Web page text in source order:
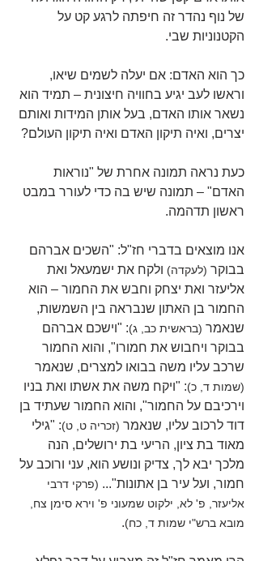
של נוף נהדר זה חיפתה לרגע קט על
הקטנוניות שבי.
כך הוא האדם: אם יעלה לשמים שיאו,
וראשו לעב יגיע בחוויה חיצונית – תמיד הוא
נשאר אותו האדם, בעל אותן המידות ואותם
יצרים, ואיה תיקון האדם ואיה תיקון העולם?
כעת נראה תמונה אחרת של "נוראות
האדם" – תמונה שיש בה כדי לעורר במבט
ראשון תדהמה.
אנו מוצאים בדברי חז"ל: "השכים אברהם
בבוקר (לעקדה) ולקח את ישמעאל ואת
אליעזר ואת יצחק וחבש את החמור – הוא
החמור בן האתון שנבראה בין השמשות,
שנאמר (בראשית כב, ג): "וישכם אברהם
בבוקר ויחבוש את חמורו", והוא החמור
שרכב עליו משה בבואו למצרים, שנאמר
(שמות ד, כ): "ויקח משה את אשתו ואת בניו
וירכיבם על החמור", והוא החמור שעתיד בן
דוד לרכוב עליו, שנאמר (זכריה ט, ט): "גילי
מאוד בת ציון, הריעי בת ירושלים, הנה
מלכך יבא לך, צדיק ונושע הוא, עני ורוכב על
חמור, ועל עיר בן אתונות"... (פרקי דרבי
אליעזר, פ' לא, ילקוט שמעוני פ' וירא סימן צח,
מובא ברש"י שמות ד, כח).